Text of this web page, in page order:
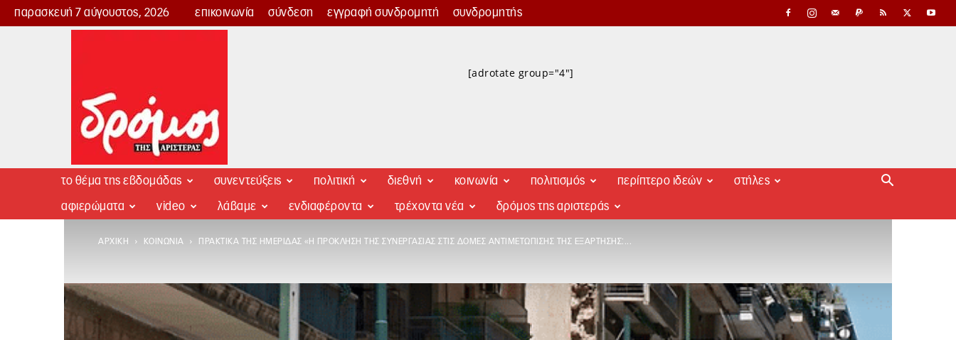
παρασκευή 7 αύγουστος, 2026 επικοινωνία σύνδεση εγγραφή συνδρομητή συνδρομητής
Δρόμος
[adrotate group="4"]
το θέμα της εβδομάδας συνεντεύξεις πολιτική διεθνή κοινωνία πολιτισμός περίπτερο ιδεών στήλες
αφιερώματα video λάβαμε ενδιαφέροντα τρέχοντα νέα δρόμος της αριστεράς
ΑΡΧΙΚΉ ΚΟΙΝΩΝΊΑ ΠΡΑΚΤΙΚΆ ΤΗΣ ΗΜΕΡΊΔΑΣ «Η ΠΡΌΚΛΗΣΗ ΤΗΣ ΣΥΝΕΡΓΑΣΊΑΣ ΣΤΙΣ ΔΟΜΈΣ ΑΝΤΙΜΕΤΏΠΙΣΗΣ ΤΗΣ ΕΞΆΡΤΗΣΗΣ:...